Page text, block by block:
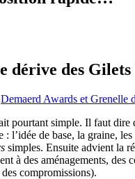
dérive des Gilets
Demaerd Awards et Grenelle
pourtant simple. Il faut dire
: l’idée de base, la graine,
simples. Ensuite advient la
à des aménagements, des
compromissions).